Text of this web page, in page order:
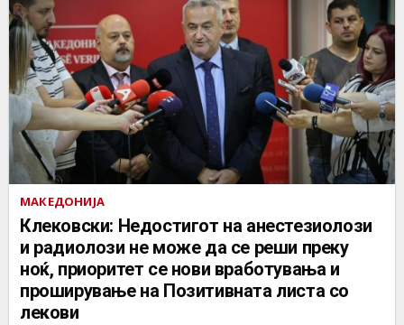
МАКЕДОНИЈА
Клековски: Недостигот на анестезиолози
и радиолози не може да се реши преку
ноќ, приоритет се нови вработувања и
проширување на Позитивната листа со
лекови